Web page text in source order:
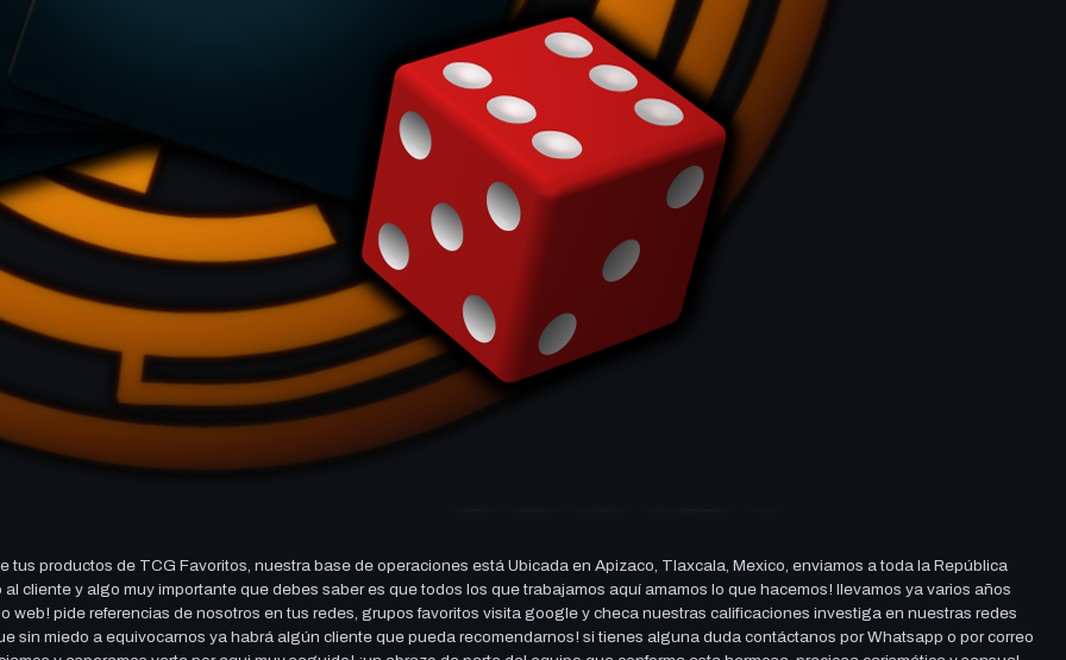
productos de TCG Favoritos, nuestra base de operaciones está Ubicada en Apizaco, Tlaxcala, Mexico, enviamos a toda la República
cliente y algo muy importante que debes saber es que todos los que trabajamos aquí amamos lo que hacemos! llevamos ya varios años
web! pide referencias de nosotros en tus redes, grupos favoritos visita google y checa nuestras calificaciones investiga en nuestras redes
sin miedo a equivocarnos ya habrá algún cliente que pueda recomendarnos! si tienes alguna duda contáctanos por Whatsapp o por correo